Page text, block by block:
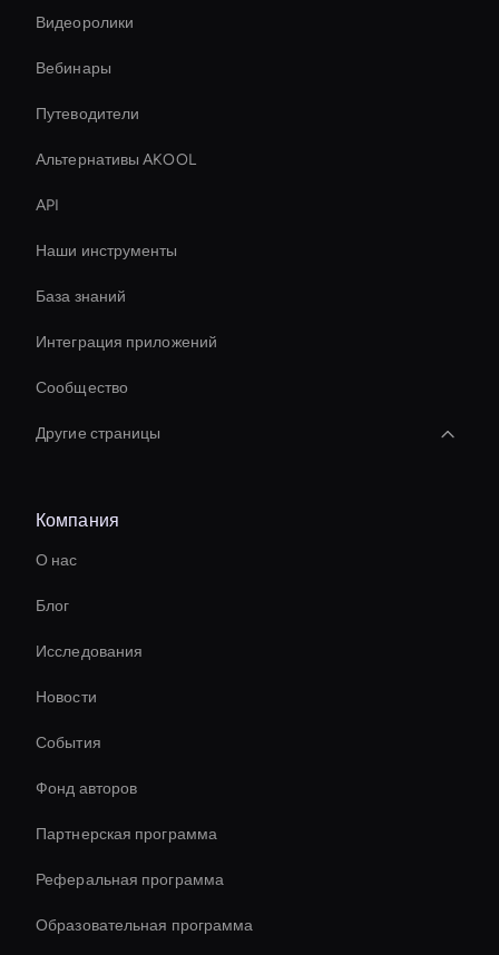
Видеоролики
Вебинары
Путеводители
Альтернативы AKOOL
API
Наши инструменты
База знаний
Интеграция приложений
Сообщество
Другие страницы
Live Ai Presenter
Holographic Virtual Assistant
Live Avatar For Streaming
Augmented Reality Avatar
Healthcare Ai Avatar
Custom Ai Avatar Development
Interactive Ai Avatar
Компания
О нас
Блог
Исследования
Новости
События
Фонд авторов
Партнерская программа
Реферальная программа
Образовательная программа